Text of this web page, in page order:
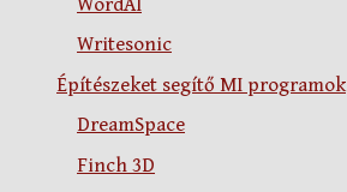
Writesonic
Építészeket segítő MI programok
DreamSpace
Finch 3D